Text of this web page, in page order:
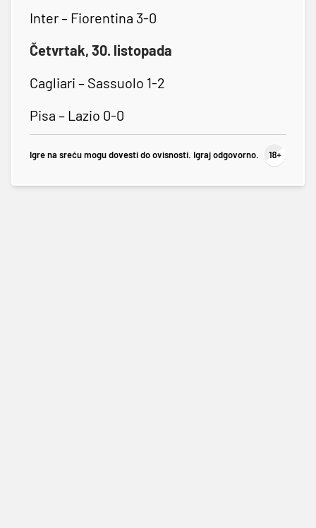
Inter – Fiorentina 3-0
Četvrtak, 30. listopada
Cagliari – Sassuolo 1-2
Pisa – Lazio 0-0
Igre na sreću mogu dovesti do ovisnosti. Igraj odgovorno.